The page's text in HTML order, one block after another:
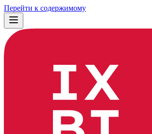
Перейти к содержимому